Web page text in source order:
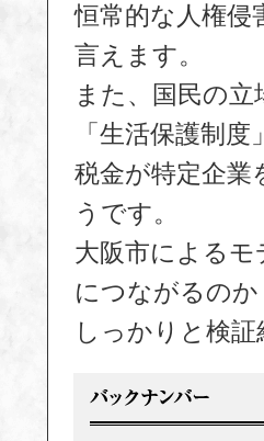
恒常的な人権侵
言えます。
また、国民の
「生活保護制
税金が特定企
うです。
大阪市によるモ
につながるのか
しっかりと検